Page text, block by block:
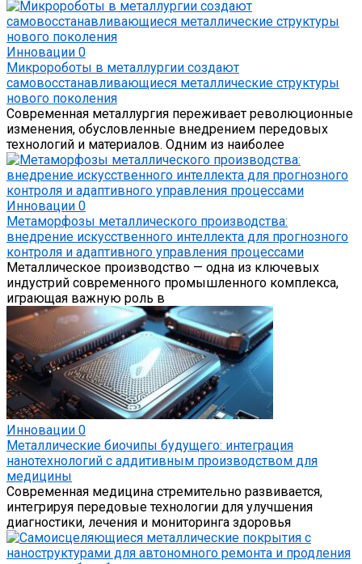
Инновации 0
Микророботы в металлургии создают
самовосстанавливающиеся металлические структуры
нового поколения
Современная металлургия переживает революционные
изменения, обусловленные внедрением передовых
технологий и материалов. Одним из наиболее
Инновации 0
Метаморфозы металлического производства:
внедрение искусственного интеллекта для прогнозного
контроля и адаптивного управления процессами
Металлическое производство — одна из ключевых
индустрий современного промышленного комплекса,
играющая важную роль в
Инновации 0
Металлические биочипы будущего: интеграция
нанотехнологий с аддитивным производством для
медицины
Современная медицина стремительно развивается,
интегрируя передовые технологии для улучшения
диагностики, лечения и мониторинга здоровья